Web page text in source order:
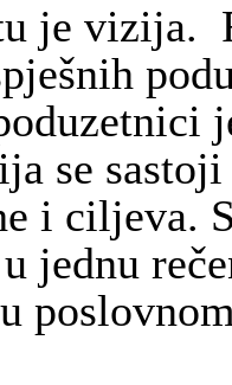
je vizija.
se sastoji
i ciljeva.
jednu